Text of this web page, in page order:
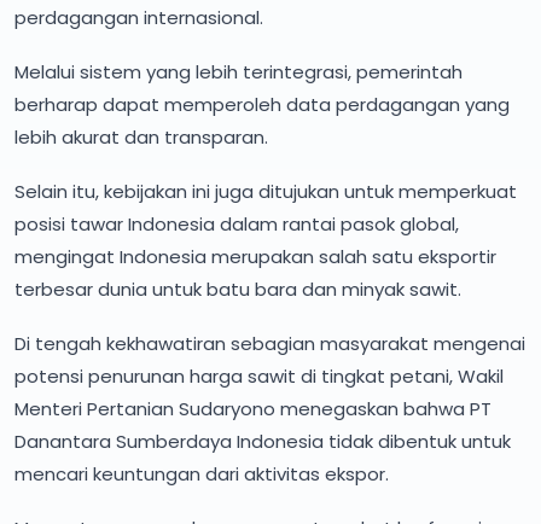
perdagangan internasional.
Melalui sistem yang lebih terintegrasi, pemerintah
berharap dapat memperoleh data perdagangan yang
lebih akurat dan transparan.
Selain itu, kebijakan ini juga ditujukan untuk memperkuat
posisi tawar Indonesia dalam rantai pasok global,
mengingat Indonesia merupakan salah satu eksportir
terbesar dunia untuk batu bara dan minyak sawit.
Di tengah kekhawatiran sebagian masyarakat mengenai
potensi penurunan harga sawit di tingkat petani, Wakil
Menteri Pertanian Sudaryono menegaskan bahwa PT
Danantara Sumberdaya Indonesia tidak dibentuk untuk
mencari keuntungan dari aktivitas ekspor.